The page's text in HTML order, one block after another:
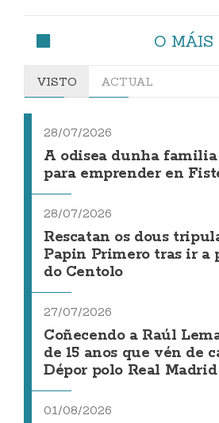
O MÁIS
VISTO ACTUAL
28/07/2026
A odisea dunha familia
para emprender en
28/07/2026
Rescatan os dous
Papin Primero tras ir a
do Centolo
27/07/2026
Coñecendo a Raúl
de 15 anos que vén de
Dépor polo Real Madrid
01/08/2026